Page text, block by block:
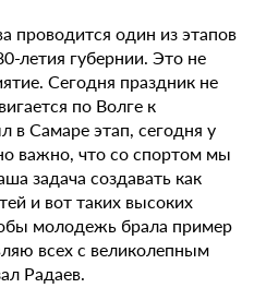
проводится один из этапов
летия губернии. Это не
Сегодня праздник не
по Волге к
Самаре этап, сегодня у
важно, что со спортом мы
задача создавать как
и вот таких высоких
молодежь брала пример
всех с великолепным
Радаев.